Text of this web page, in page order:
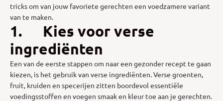
tricks om van jouw favoriete gerechten een voedzamere variant
van te maken.
1. Kies voor verse
ingrediënten
Een van de eerste stappen om naar een gezonder recept te gaan
kiezen, is het gebruik van verse ingrediënten. Verse groenten,
fruit, kruiden en specerijen zitten boordevol essentiële
voedingsstoffen en voegen smaak en kleur toe aan je gerechten.